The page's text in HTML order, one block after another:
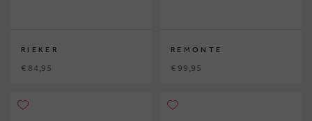
RIEKER
€ 84,95
REMONTE
€ 99,95